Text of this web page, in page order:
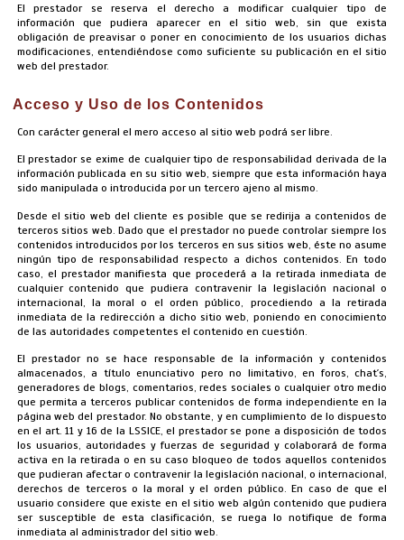
El prestador se reserva el derecho a modificar cualquier tipo de
información que pudiera aparecer en el sitio web, sin que exista
obligación de preavisar o poner en conocimiento de los usuarios dichas
modificaciones, entendiéndose como suficiente su publicación en el sitio
web del prestador.
Acceso y Uso de los Contenidos
Con carácter general el mero acceso al sitio web podrá ser libre.
El prestador se exime de cualquier tipo de responsabilidad derivada de la
información publicada en su sitio web, siempre que esta información haya
sido manipulada o introducida por un tercero ajeno al mismo.
Desde el sitio web del cliente es posible que se redirija a contenidos de
terceros sitios web. Dado que el prestador no puede controlar siempre los
contenidos introducidos por los terceros en sus sitios web, éste no asume
ningún tipo de responsabilidad respecto a dichos contenidos. En todo
caso, el prestador manifiesta que procederá a la retirada inmediata de
cualquier contenido que pudiera contravenir la legislación nacional o
internacional, la moral o el orden público, procediendo a la retirada
inmediata de la redirección a dicho sitio web, poniendo en conocimiento
de las autoridades competentes el contenido en cuestión.
El prestador no se hace responsable de la información y contenidos
almacenados, a título enunciativo pero no limitativo, en foros, chat´s,
generadores de blogs, comentarios, redes sociales o cualquier otro medio
que permita a terceros publicar contenidos de forma independiente en la
página web del prestador. No obstante, y en cumplimiento de lo dispuesto
en el art. 11 y 16 de la LSSICE, el prestador se pone a disposición de todos
los usuarios, autoridades y fuerzas de seguridad y colaborará de forma
activa en la retirada o en su caso bloqueo de todos aquellos contenidos
que pudieran afectar o contravenir la legislación nacional, o internacional,
derechos de terceros o la moral y el orden público. En caso de que el
usuario considere que existe en el sitio web algún contenido que pudiera
ser susceptible de esta clasificación, se ruega lo notifique de forma
inmediata al administrador del sitio web.